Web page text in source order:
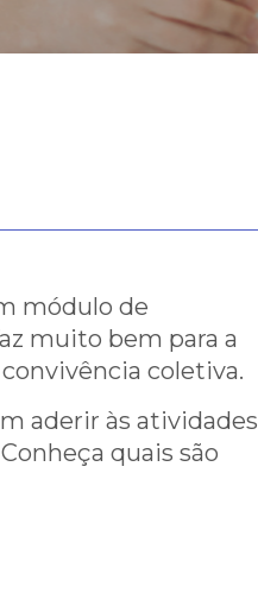
módulo de
muito bem para a
coletiva.
aderir às atividades
quais são